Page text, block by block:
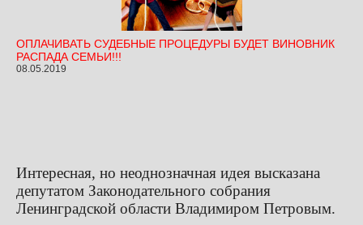
ОПЛАЧИВАТЬ СУДЕБНЫЕ ПРОЦЕДУРЫ БУДЕТ ВИНОВНИК
РАСПАДА СЕМЬИ!!!
08.05.2019
Интересная, но неоднозначная идея высказана
депутатом Законодательного собрания
Ленинградской области Владимиром Петровым.